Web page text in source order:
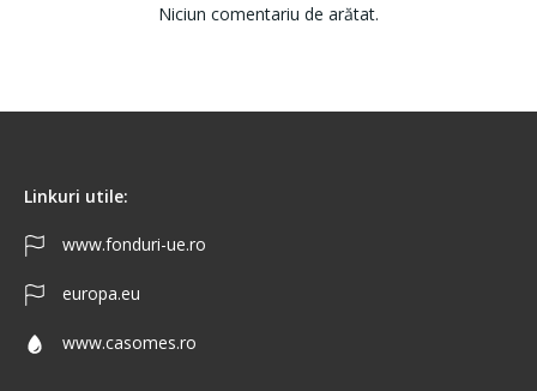
Niciun comentariu de arătat.
Linkuri utile:
www.fonduri-ue.ro
europa.eu
www.casomes.ro